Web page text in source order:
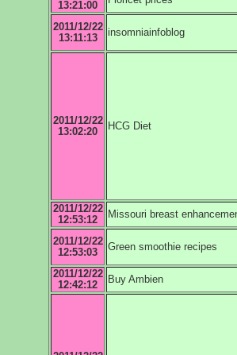
13:21:00
2011/12/22
13:11:13
insomniainfoblog
2011/12/22
13:02:20
HCG Diet
2011/12/22
12:53:12
Missouri breast
2011/12/22
12:53:03
Green smoothie recipes
2011/12/22
12:42:12
Buy Ambien